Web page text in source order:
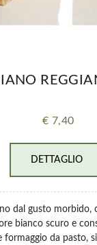
€ 7,40
DETTAGLIO
dal gusto morbido,
bianco scuro e
formaggio da pasto,